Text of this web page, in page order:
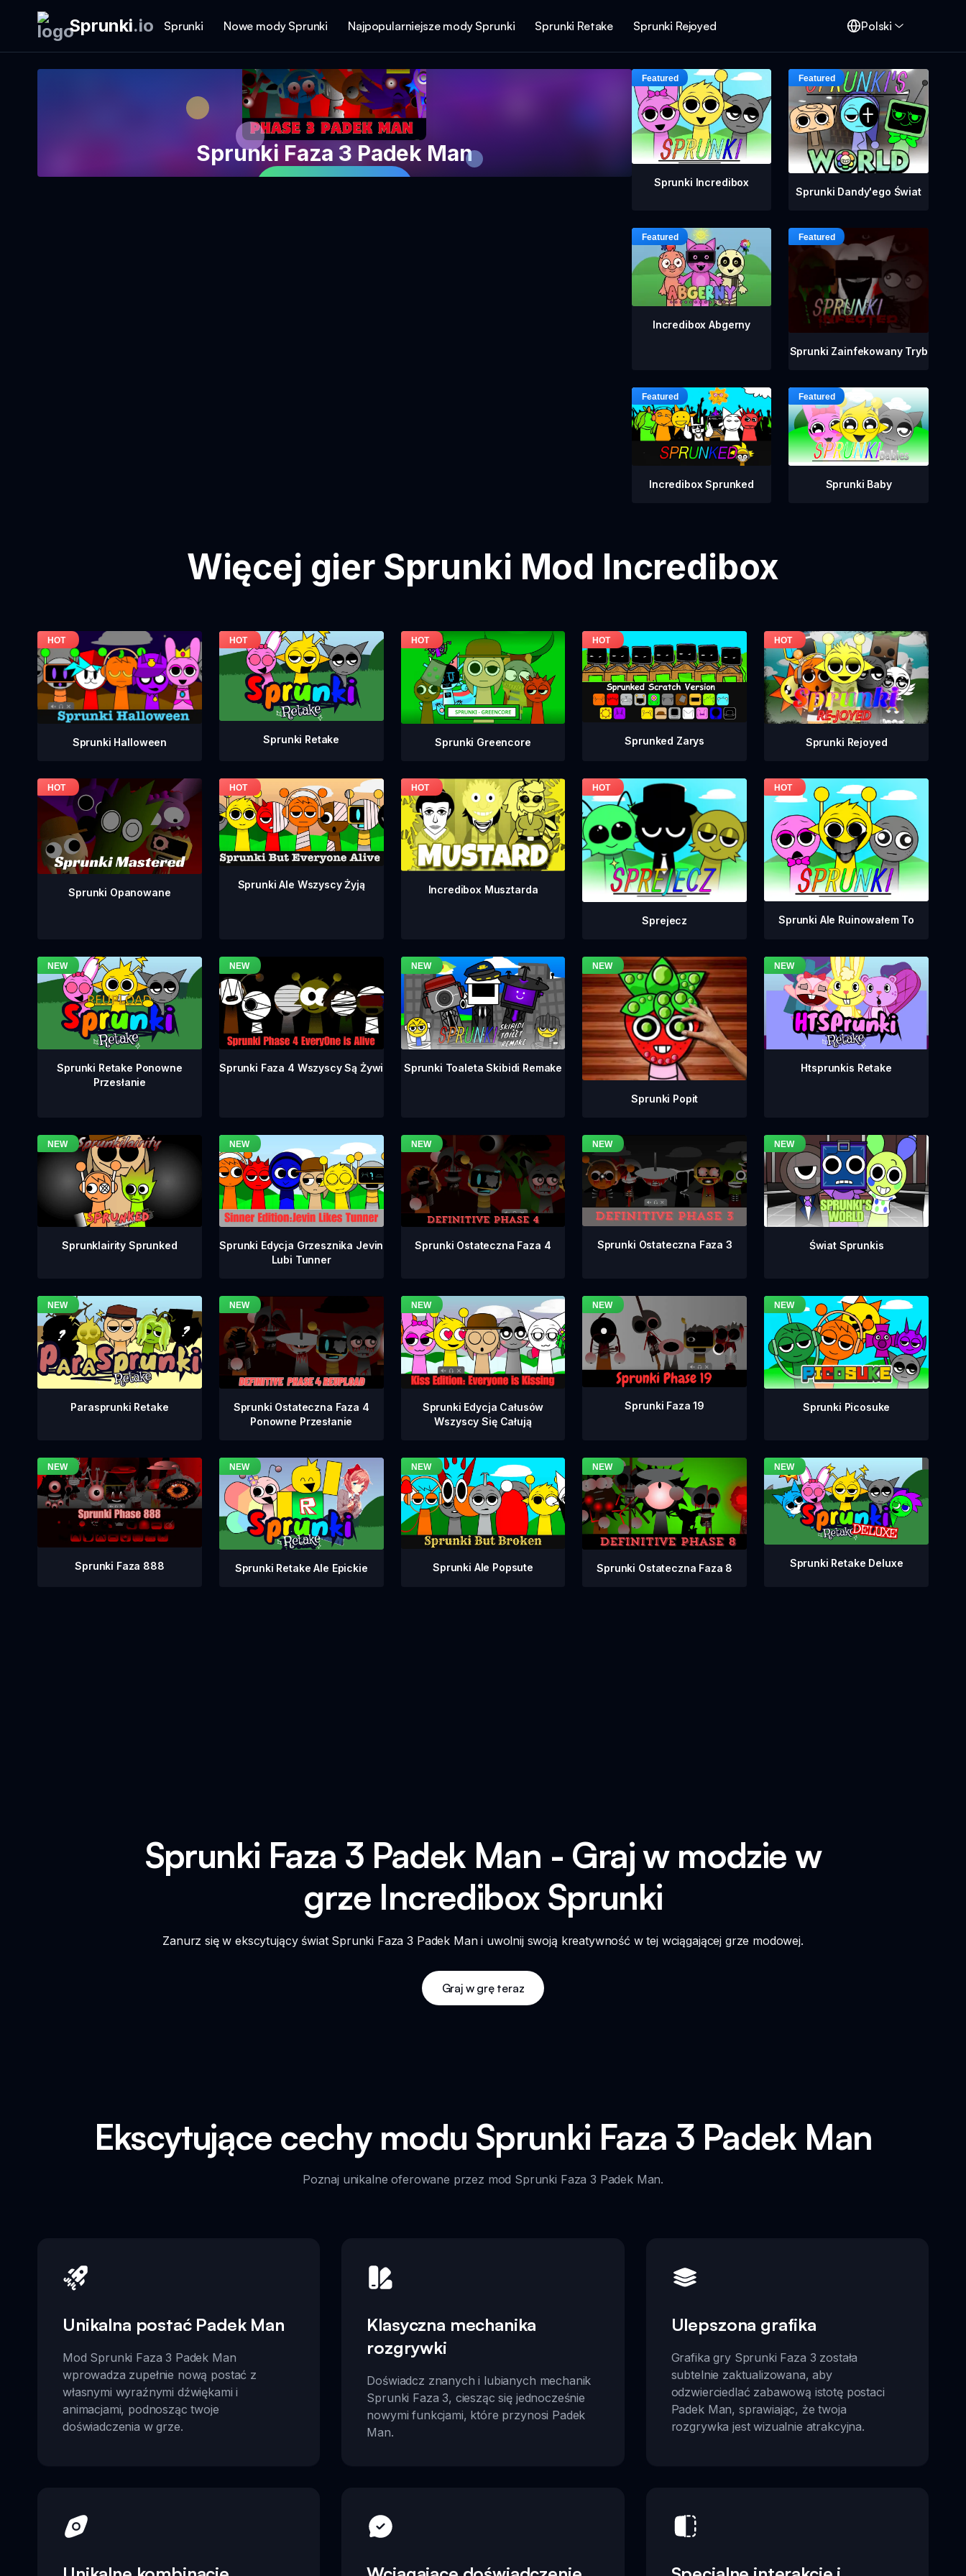
Sprunki.io Sprunki Nowe mody Sprunki Najpopularniejsze mody Sprunki Sprunki Retake Sprunki Rejoyed Polski
Sprunki Faza 3 Padek Man
Sprunki Incredibox
Sprunki Dandy'ego Świat
Incredibox Abgerny
Sprunki Zainfekowany Tryb
Incredibox Sprunked Sprunki Baby
Więcej gier Sprunki Mod Incredibox
Sprunki Halloween Sprunki Retake Sprunki Greencore Sprunked Zarys Sprunki Rejoyed
Sprunki Opanowane
Sprunki Ale Wszyscy Żyją Incredibox Musztarda
Sprejecz Sprunki Ale Ruinowałem To
Sprunki Retake Ponowne
Przesłanie
Sprunki Faza 4 Wszyscy Są Żywi Sprunki Toaleta Skibidi Remake
Sprunki Popit
Htsprunkis Retake
Sprunklairity Sprunked
Sprunki Edycja Grzesznika Jevin
Lubi Tunner
Sprunki Ostateczna Faza 4 Sprunki Ostateczna Faza 3 Świat Sprunkis
Parasprunki Retake
Sprunki Ostateczna Faza 4
Ponowne Przesłanie
Sprunki Edycja Całusów
Wszyscy Się Całują
Sprunki Faza 19 Sprunki Picosuke
Sprunki Faza 888 Sprunki Retake Ale Epickie Sprunki Ale Popsute Sprunki Ostateczna Faza 8 Sprunki Retake Deluxe
Sprunki Faza 3 Padek Man - Graj w modzie w
grze Incredibox Sprunki
Zanurz się w ekscytujący świat Sprunki Faza 3 Padek Man i uwolnij swoją kreatywność w tej wciągającej grze modowej.
Graj w grę teraz
Ekscytujące cechy modu Sprunki Faza 3 Padek Man
Poznaj unikalne oferowane przez mod Sprunki Faza 3 Padek Man.
Unikalna postać Padek Man
Mod Sprunki Faza 3 Padek Man
wprowadza zupełnie nową postać z
własnymi wyraźnymi dźwiękami i
animacjami, podnosząc twoje
doświadczenia w grze.
Klasyczna mechanika
rozgrywki
Doświadcz znanych i lubianych mechanik
Sprunki Faza 3, ciesząc się jednocześnie
nowymi funkcjami, które przynosi Padek
Man.
Ulepszona grafika
Grafika gry Sprunki Faza 3 została
subtelnie zaktualizowana, aby
odzwierciedlać zabawową istotę postaci
Padek Man, sprawiając, że twoja
rozgrywka jest wizualnie atrakcyjna.